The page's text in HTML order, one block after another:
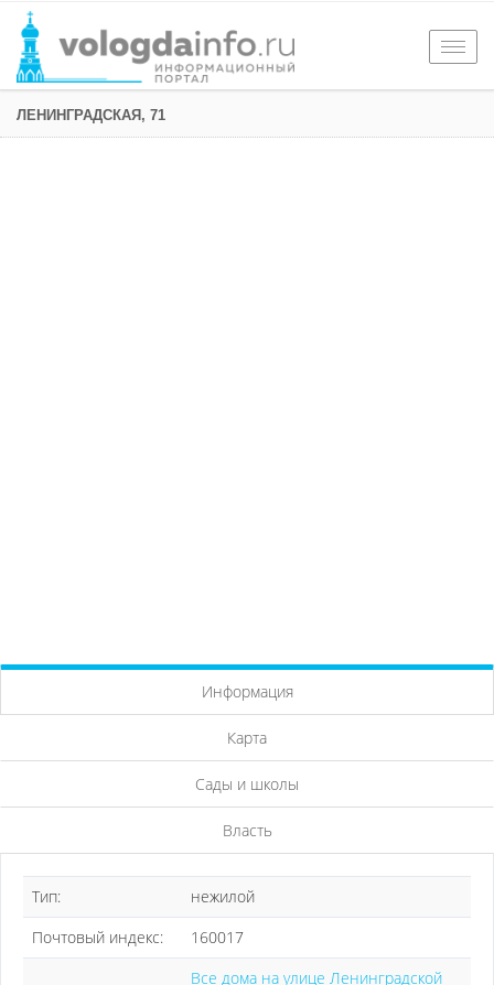
ЛЕНИНГРАДСКАЯ, 71
Информация
Карта
Сады и школы
Власть
Тип:
нежилой
Почтовый индекс:
160017
Все дома на улице Ленинградской